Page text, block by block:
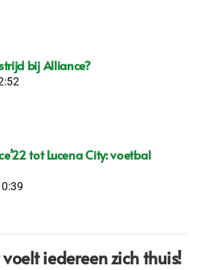
bij Alliance?
tot Lucena City: voetbal
iedereen zich thuis!